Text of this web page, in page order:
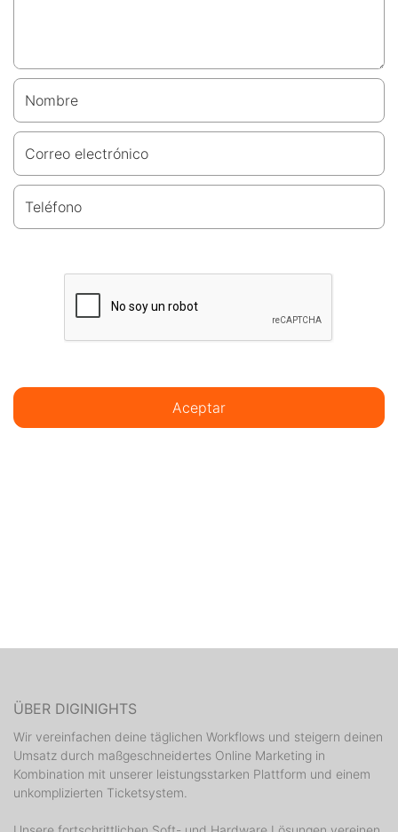
Nombre
Correo electrónico
Teléfono
Aceptar
ÜBER DIGINIGHTS
Wir vereinfachen deine täglichen Workflows und steigern deinen
Umsatz durch maßgeschneidertes Online Marketing in
Kombination mit unserer leistungsstarken Plattform und einem
unkomplizierten Ticketsystem.